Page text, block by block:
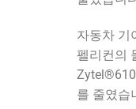
자동차 기
펠리컨의
Zytel®610
를 줄였습